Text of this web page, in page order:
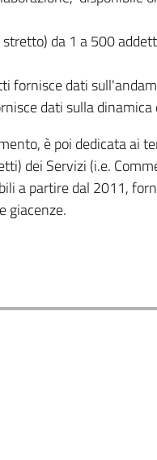
da 1 a 500
fornisce dati
dati sulla dinamica
è poi dedicata ai
dei Servizi (i.e.
a partire dal 2011,
giacenze.